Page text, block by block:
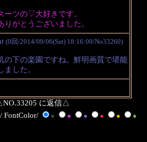
ーツの▽大好きです。
りがとうございました。
(0回/2014/09/06(Sat) 18:16:00/No33260)
の下の楽園ですね。鮮明画質で堪能
ました。
に返信△
/ FontColor/ ● ● ● ● ●
●